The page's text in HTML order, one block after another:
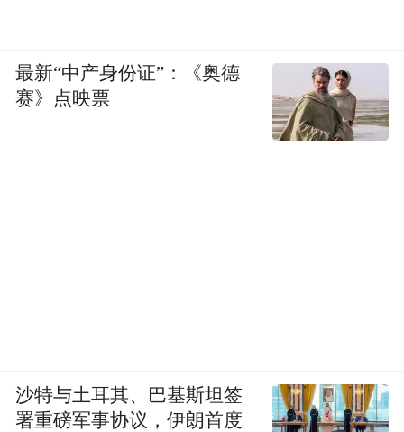
最新“中产身份证”：《奥德
赛》点映票
沙特与土耳其、巴基斯坦签
署重磅军事协议，伊朗首度